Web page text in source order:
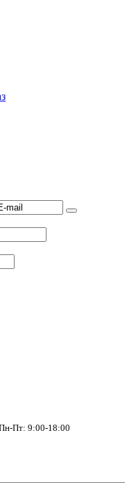
Пт: 9:00-18:00